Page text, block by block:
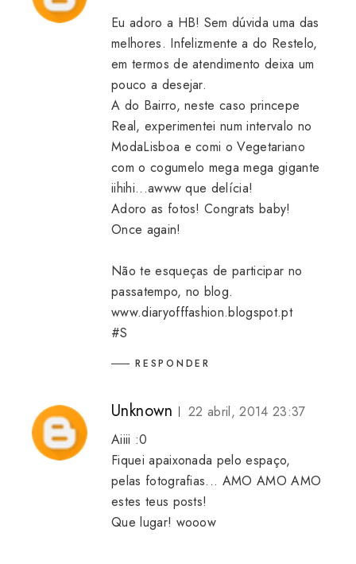
Eu adoro a HB! Sem dúvida uma das
melhores. Infelizmente a do Restelo,
em termos de atendimento deixa um
pouco a desejar.
A do Bairro, neste caso princepe
Real, experimentei num intervalo no
ModaLisboa e comi o Vegetariano
com o cogumelo mega mega gigante
iihihi...awww que delícia!
Adoro as fotos! Congrats baby!
Once again!
Não te esqueças de participar no
passatempo, no blog.
www.diaryofffashion.blogspot.pt
#S
RESPONDER
Unknown
22 abril, 2014 23:37
Aiiii :0
Fiquei apaixonada pelo espaço,
pelas fotografias... AMO AMO AMO
estes teus posts!
Que lugar! wooow